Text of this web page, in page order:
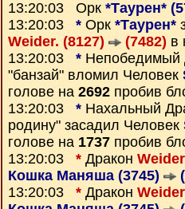
13:20:03 Орк *Таурен*
13:20:03 * Орк *Таурен*
Weider. (8127)
(7482) в
13:20:03 * Непобедимый
"банзай" вломил Человек
голове на 2692 пробив
13:20:03 * Нахальный
родину" засадил Человек
голове на 1737 пробив
13:20:03 * Дракон
Кошка Маняша (3745)
13:20:03 * Дракон